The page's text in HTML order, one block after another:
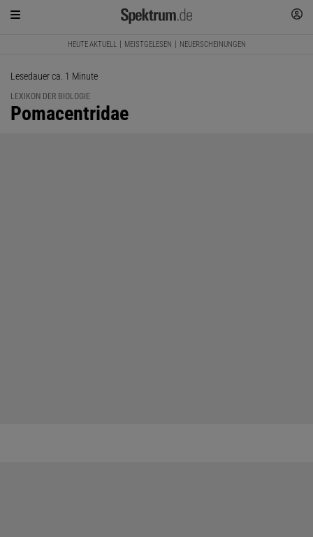
HEUTE AKTUELL MEISTGELESEN NEUERSCHEINUNGEN
Lesedauer ca. 1 Minute
LEXIKON DER BIOLOGIE
:
Pomacentridae